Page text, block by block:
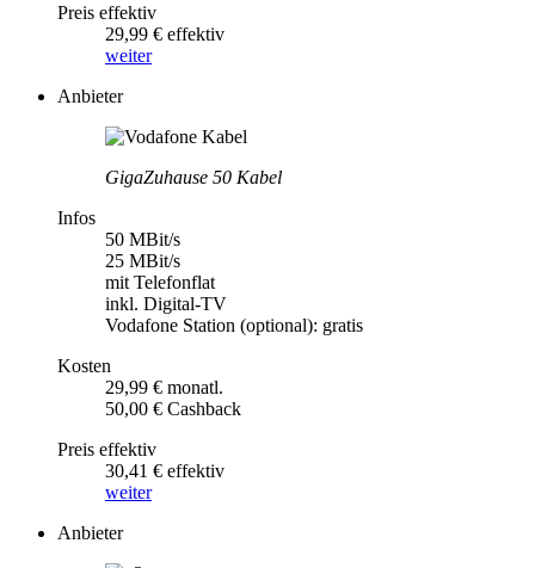
Preis effektiv
29,99 € effektiv
weiter
Anbieter
GigaZuhause 50 Kabel
Infos
50 MBit/s
25 MBit/s
mit Telefonflat
inkl. Digital-TV
Vodafone Station (optional): gratis
Kosten
29,99 € monatl.
50,00 € Cashback
Preis effektiv
30,41 € effektiv
weiter
Anbieter